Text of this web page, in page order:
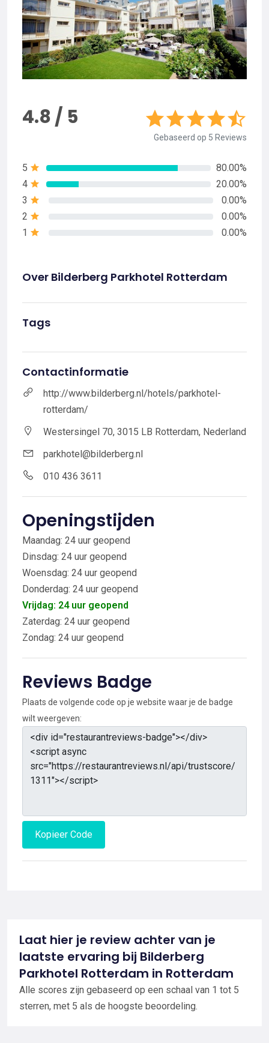
4.8 / 5
Gebaseerd op 5 Reviews
5
80.00%
4
20.00%
3
0.00%
2
0.00%
1
0.00%
Over Bilderberg Parkhotel Rotterdam
Tags
Contactinformatie
http://www.bilderberg.nl/hotels/parkhotel-
rotterdam/
Westersingel 70, 3015 LB Rotterdam, Nederland
parkhotel@bilderberg.nl
010 436 3611
Openingstijden
Maandag: 24 uur geopend
Dinsdag: 24 uur geopend
Woensdag: 24 uur geopend
Donderdag: 24 uur geopend
Vrijdag: 24 uur geopend
Zaterdag: 24 uur geopend
Zondag: 24 uur geopend
Reviews Badge
Plaats de volgende code op je website waar je de badge
wilt weergeven:
Kopieer Code
Laat hier je review achter van je
laatste ervaring bij Bilderberg
Parkhotel Rotterdam in Rotterdam
Alle scores zijn gebaseerd op een schaal van 1 tot 5
sterren, met 5 als de hoogste beoordeling.